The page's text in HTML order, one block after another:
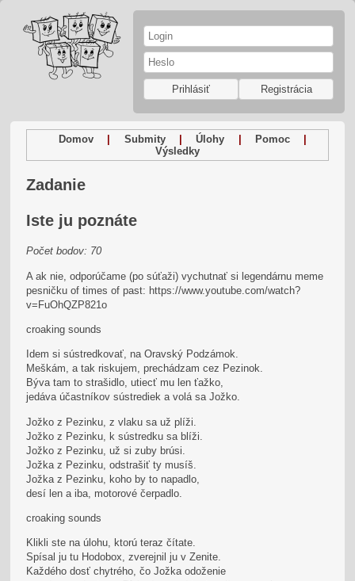
Prihlásiť Registrácia
Domov | Submity | Úlohy | Pomoc
|
Výsledky
Zadanie
Iste ju poznáte
Počet bodov: 70
A ak nie, odporúčame (po súťaži) vychutnať si legendárnu meme
pesničku of times of past: https://www.youtube.com/watch?
v=FuOhQZP821o
croaking sounds
Idem si sústredkovať, na Oravský Podzámok.
Meškám, a tak riskujem, prechádzam cez Pezinok.
Býva tam to strašidlo, utiecť mu len ťažko,
jedáva účastníkov sústrediek a volá sa Jožko.
Jožko z Pezinku, z vlaku sa už plíži.
Jožko z Pezinku, k sústredku sa blíži.
Jožko z Pezinku, už si zuby brúsi.
Jožka z Pezinku, odstrašiť ty musíš.
Jožka z Pezinku, koho by to napadlo,
desí len a iba, motorové čerpadlo.
croaking sounds
Klikli ste na úlohu, ktorú teraz čítate.
Spísal ju tu Hodobox, zverejnil ju v Zenite.
Každého dosť chytrého, čo Jožka odoženie